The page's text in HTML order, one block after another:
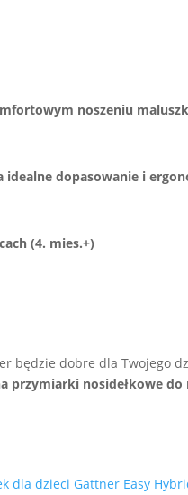
noszeniu
dopasowanie i
(4. mies.+)
będzie dobre dla Twojego
przymiarki nosidełkowe
dla dzieci Gattner Easy